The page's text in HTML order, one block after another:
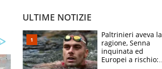
ULTIME NOTIZIE
Paltrinieri aveva la
ragione, Senna
inquinata ed
Europei a rischio: